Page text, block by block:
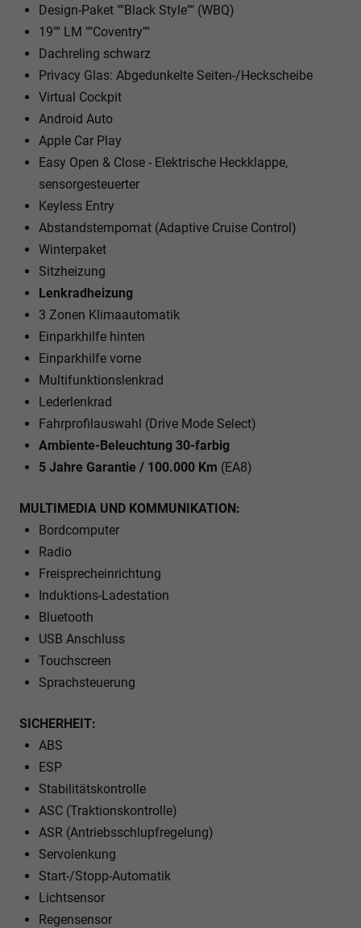
Design-Paket ""Black Style"" (WBQ)
19"" LM ""Coventry""
Dachreling schwarz
Privacy Glas: Abgedunkelte Seiten-/Heckscheibe
Virtual Cockpit
Android Auto
Apple Car Play
Easy Open & Close - Elektrische Heckklappe,
sensorgesteuerter
Keyless Entry
Abstandstempomat (Adaptive Cruise Control)
Winterpaket
Sitzheizung
Lenkradheizung
3 Zonen Klimaautomatik
Einparkhilfe hinten
Einparkhilfe vorne
Multifunktionslenkrad
Lederlenkrad
Fahrprofilauswahl (Drive Mode Select)
Ambiente-Beleuchtung 30-farbig
5 Jahre Garantie / 100.000 Km (EA8)
MULTIMEDIA UND KOMMUNIKATION:
Bordcomputer
Radio
Freisprecheinrichtung
Induktions-Ladestation
Bluetooth
USB Anschluss
Touchscreen
Sprachsteuerung
SICHERHEIT:
ABS
ESP
Stabilitätskontrolle
ASC (Traktionskontrolle)
ASR (Antriebsschlupfregelung)
Servolenkung
Start-/Stopp-Automatik
Lichtsensor
Regensensor